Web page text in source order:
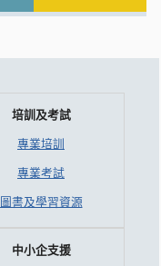
培訓及考試
專業培訓
專業考試
圖書及學習資源
中小企支援